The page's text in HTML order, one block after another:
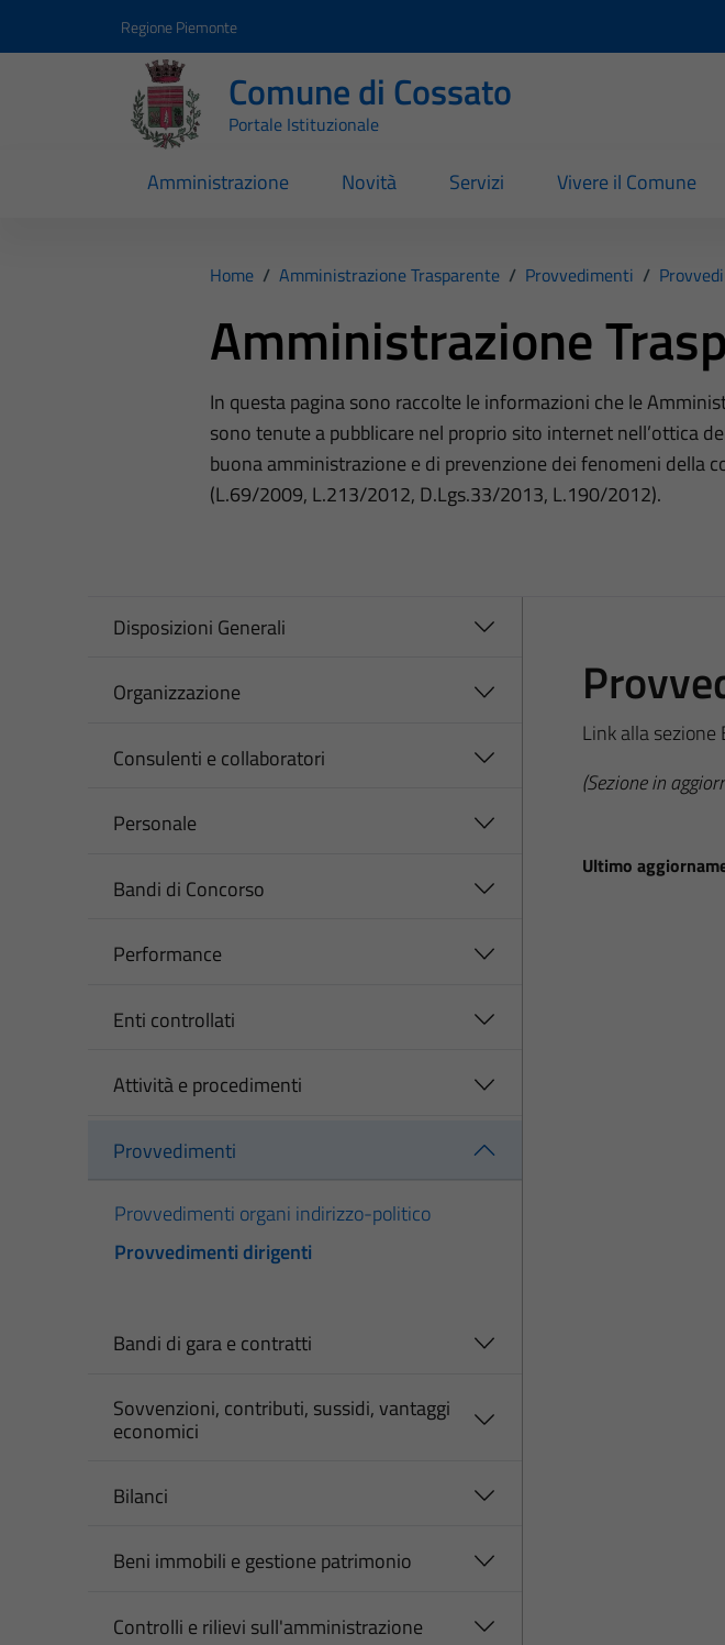
Regione Piemonte
Comune di Cossato
Portale Istituzionale
Amministrazione Novità Servizi Vivere il Comune
Home / Amministrazione Trasparente / Provvedimenti /
Amministrazione
In questa pagina sono raccolte le informazioni che le
sono tenute a pubblicare nel proprio sito internet nell’ottica
buona amministrazione e di prevenzione dei fenomeni della
(L.69/2009, L.213/2012, D.Lgs.33/2013, L.190/2012).
Disposizioni Generali
Organizzazione
Consulenti e collaboratori
Personale
Bandi di Concorso
Performance
Enti controllati
Attività e procedimenti
Provvedimenti
Provvedimenti organi indirizzo-politico
Provvedimenti dirigenti
Bandi di gara e contratti
Sovvenzioni, contributi, sussidi, vantaggi
economici
Bilanci
Beni immobili e gestione patrimonio
Controlli e rilievi sull'amministrazione
Link alla
(Sezione in
Ultimo